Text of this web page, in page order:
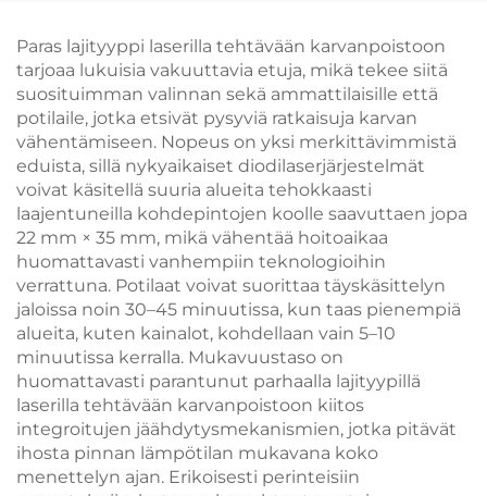
6/12×12 / 12×24 mm
kohdealue kasvoille ja
keholle, hieronta- ja
kauneuslaitteisto,
säädettävä 755, 808 ja
1064 nm -
aallonpituudella
Paras lajityyppi laserilla tehtävään karvanpoistoon
tarjoaa lukuisia vakuuttavia etuja, mikä tekee siitä
suosituimman valinnan sekä ammattilaisille että
potilaile, jotka etsivät pysyviä ratkaisuja karvan
vähentämiseen. Nopeus on yksi merkittävimmistä
eduista, sillä nykyaikaiset diodilaserjärjestelmät
voivat käsitellä suuria alueita tehokkaasti
laajentuneilla kohdepintojen koolle saavuttaen jopa
22 mm × 35 mm, mikä vähentää hoitoaikaa
huomattavasti vanhempiin teknologioihin
verrattuna. Potilaat voivat suorittaa täyskäsittelyn
jaloissa noin 30–45 minuutissa, kun taas pienempiä
alueita, kuten kainalot, kohdellaan vain 5–10
minuutissa kerralla. Mukavuustaso on
huomattavasti parantunut parhaalla lajityypillä
laserilla tehtävään karvanpoistoon kiitos
integroitujen jäähdytysmekanismien, jotka pitävät
ihosta pinnan lämpötilan mukavana koko
menettelyn ajan. Erikoisesti perinteisiin